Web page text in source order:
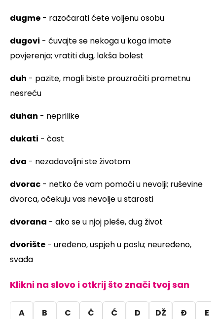
dugme - razočarati ćete voljenu osobu
dugovi - čuvajte se nekoga u koga imate
povjerenja; vratiti dug, lakša bolest
duh - pazite, mogli biste prouzročiti prometnu
nesreću
duhan - neprilike
dukati - čast
dva - nezadovoljni ste životom
dvorac - netko će vam pomoći u nevolji; ruševine
dvorca, očekuju vas nevolje u starosti
dvorana - ako se u njoj pleše, dug život
dvorište - uređeno, uspjeh u poslu; neuređeno,
svađa
Klikni na slovo i otkrij što znači tvoj san
A B C Č Ć D DŽ Đ E